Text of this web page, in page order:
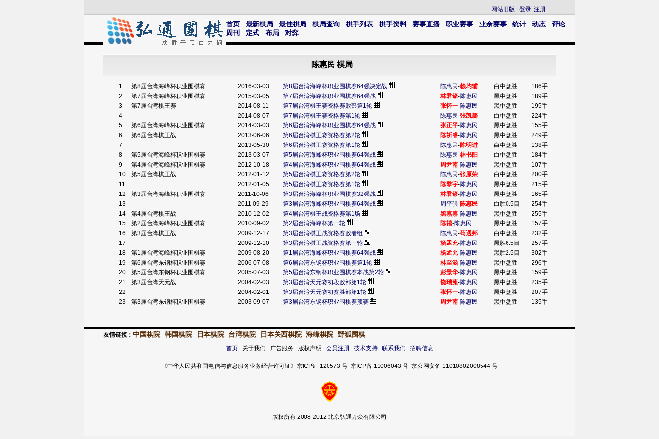
网站旧版 登录 注册
首页 最新棋局 最佳棋局 棋局查询 棋手列表 棋手资料 赛事直播 职业赛事 业余赛事 统计 动态
评论
周刊
定式 布局 对弈
陈惠民 棋局
1 第8届台湾海峰杯职业围棋赛 2016-03-03 第8届台湾海峰杯职业围棋赛64强决定战 陈惠民-赖均辅 白中盘胜
186手
2
第7届台湾海峰杯职业围棋赛 2015-03-05 第7届台湾海峰杯职业围棋赛64强战 林君谚-陈惠民 黑中盘胜
189手
3
第7届台湾棋王赛 2014-08-11 第7届台湾棋王赛资格赛败部第1轮 张怀一-陈惠民 黑中盘胜
195手
4
2014-08-07 第7届台湾棋王赛资格赛第1轮 陈惠民-张凯馨 白中盘胜
224手
5
第6届台湾海峰杯职业围棋赛 2014-03-03 第6届台湾海峰杯职业围棋赛64强战 张正平-陈惠民 黑中盘胜
155手
6
第6届台湾棋王战 2013-06-06 第6届台湾棋王赛资格赛第2轮 陈祈睿-陈惠民 黑中盘胜
249手
7
2013-05-30 第6届台湾棋王赛资格赛第1轮 陈惠民-陈明进 白中盘胜
138手
8
第5届台湾海峰杯职业围棋赛 2013-03-07 第5届台湾海峰杯职业围棋赛64强战 陈惠民-林书阳 白中盘胜
184手
9
第4届台湾海峰杯职业围棋赛 2012-10-18 第4届台湾海峰杯职业围棋赛64强战 周尹南-陈惠民 黑中盘胜
107手
10
第5届台湾棋王战 2012-01-12 第5届台湾棋王赛资格赛第2轮 陈惠民-张原荣 白中盘胜
200手
11
2012-01-05 第5届台湾棋王赛资格赛第1轮 陈擎宇-陈惠民 黑中盘胜
215手
12
第3届台湾海峰杯职业围棋赛 2011-10-06 第3届台湾海峰杯职业围棋赛32强战 林君谚-陈惠民 黑中盘胜
165手
13
2011-09-29 第3届台湾海峰杯职业围棋赛64强战 周平强-陈惠民 白胜0.5目
254手
14
第4届台湾棋王战 2010-12-02 第4届台湾棋王战资格赛第1场 黑嘉嘉-陈惠民 黑中盘胜
255手
15
第2届台湾海峰杯职业围棋赛 2010-09-02 第2届台湾海峰杯第一轮 陈禧-陈惠民 黑中盘胜
157手
16
第3届台湾棋王战 2009-12-17 第3届台湾棋王战资格赛败者组 陈惠民-芶遇邦 白中盘胜
232手
17
2009-12-10 第3届台湾棋王战资格赛第一轮 杨孟允-陈惠民 黑胜6.5目
257手
18
第1届台湾海峰杯职业围棋赛 2009-08-20 第1届台湾海峰杯职业围棋赛64强战 杨孟允-陈惠民 黑胜2.5目
302手
19
第6届台湾东钢杯职业围棋赛 2006-07-08 第6届台湾东钢杯职业围棋赛第1轮 林至涵-陈惠民 黑中盘胜
296手
20
第5届台湾东钢杯职业围棋赛 2005-07-03 第5届台湾东钢杯职业围棋赛本战第2轮 彭景华-陈惠民 黑中盘胜
159手
21
第3届台湾天元战 2004-02-03 第3届台湾天元赛初段败部第1轮 饶瑞雍-陈惠民 黑中盘胜
235手
22
2004-02-01 第3届台湾天元赛初赛胜部第1轮 张怀一-陈惠民 黑中盘胜
207手
23
第3届台湾东钢杯职业围棋赛 2003-09-07 第3届台湾东钢杯职业围棋赛预赛 周尹南-陈惠民 黑中盘胜 135手
友情链接： 中国棋院 韩国棋院 日本棋院 台湾棋院 日本关西棋院 海峰棋院 野狐围棋
首页关于我们 广告服务 版权声明 会员注册 技术支持 联系我们 招聘信息
《中华人民共和国电信与信息服务业务经营许可证》京ICP证 120573 号 京ICP备 11006043 号 京公网安备 11010802008544 号
版权所有 2008-2012 北京弘通万众有限公司